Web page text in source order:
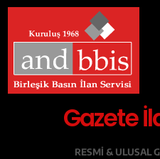
Gazete
RESMI & ULUSAL